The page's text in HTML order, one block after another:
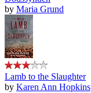
by Maria Grund
Lamb to the Slaughter
by Karen Ann Hopkins